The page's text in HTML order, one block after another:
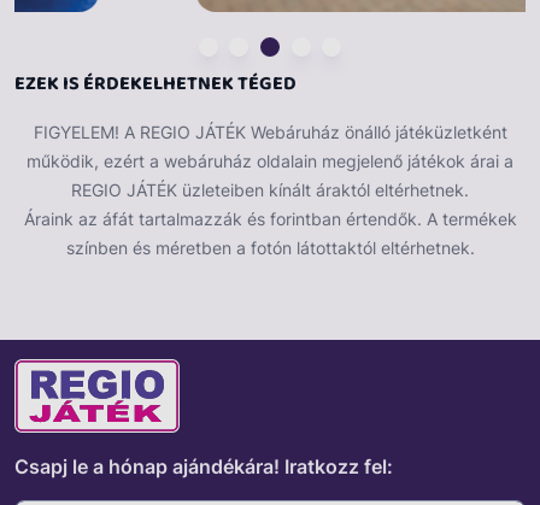
tájékozódásukat. A készlet színes és vonzó designja
garantálja, hogy a gyerekek órákon át lelkesen
építkezzenek és alkossanak. Válassz egy játékot, amely
ötvözi a fenntarthatóságot a tanulási élménnyel –
válassz Geomag Magicube Cubes Recycled
építőkészletet a kreatív fejlődésért!
EZEK IS ÉRDEKELHETNEK TÉGED
FIGYELEM! A REGIO JÁTÉK Webáruház önálló játéküzletként
működik, ezért a webáruház oldalain megjelenő játékok árai a
REGIO JÁTÉK üzleteiben kínált áraktól eltérhetnek.
Áraink az áfát tartalmazzák és forintban értendők. A termékek
színben és méretben a fotón látottaktól eltérhetnek.
Csapj le a hónap ajándékára! Iratkozz fel: